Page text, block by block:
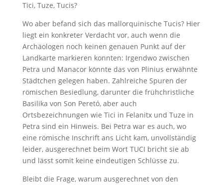
Tici, Tuze, Tucis?
Wo aber befand sich das mallorquinische Tucis? Hier
liegt ein konkreter Verdacht vor, auch wenn die
Archäologen noch keinen genauen Punkt auf der
Landkarte markieren konnten: Irgendwo zwischen
Petra und Manacor könnte das von Plinius erwähnte
Städtchen gelegen haben. Zahlreiche Spuren der
römischen Besiedlung, darunter die frühchristliche
Basilika von Son Peretó, aber auch
Ortsbezeichnungen wie Tici in Felanitx und Tuze in
Petra sind ein Hinweis. Bei Petra war es auch, wo
eine römische Inschrift ans Licht kam, unvollständig
leider, ausgerechnet beim Wort TUCI bricht sie ab
und lässt somit keine eindeutigen Schlüsse zu.
Bleibt die Frage, warum ausgerechnet von den